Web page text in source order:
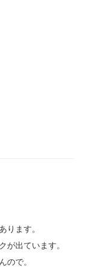
ります。
が出ています。
ので。